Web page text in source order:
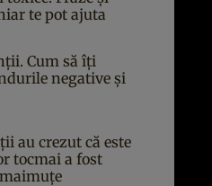
te pot ajuta
Cum să îți
negative și
au crezut că este
tocmai a fost